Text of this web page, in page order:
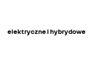
elektryczne i hybrydowe